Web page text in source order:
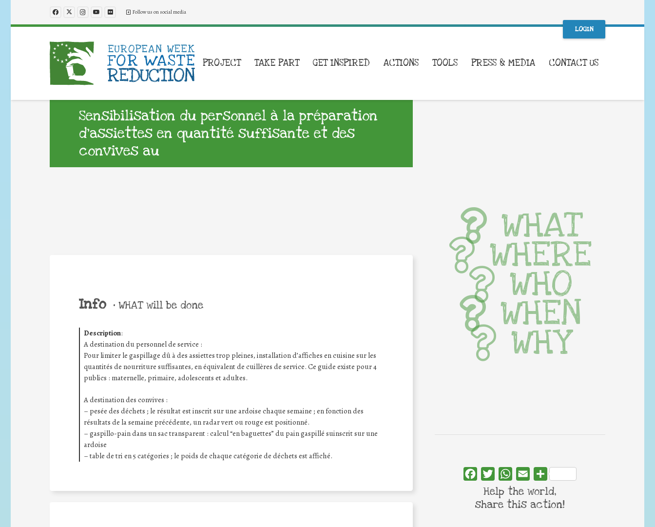
Follow us on social media
LOGIN
PROJECT TAKE PART GET INSPIRED ACTIONS TOOLS PRESS & MEDIA CONTACT US
Sensibilisation du personnel à la préparation
d’assiettes en quantité suffisante et des
convives au
Info • WHAT will be done
Description:
A destination du personnel de service :
Pour limiter le gaspillage dû à des assiettes trop pleines, installation d’affiches en cuisine sur les
quantités de nourriture suffisantes, en équivalent de cuillères de service. Ce guide existe pour 4
publics : maternelle, primaire, adolescents et adultes.
A destination des convives :
– pesée des déchets ; le résultat est inscrit sur une ardoise chaque semaine ; en fonction des
résultats de la semaine précédente, un radar vert ou rouge est positionné.
– gaspillo-pain dans un sac transparent : calcul “en baguettes” du pain gaspillé suinscrit sur une
ardoise
– table de tri en 5 catégories ; le poids de chaque catégorie de déchets est affiché.
WHAT
WHERE
WHO
WHEN
WHY
FacebookTwitterWhatsApp
Email Share
Help the world,
share this action!